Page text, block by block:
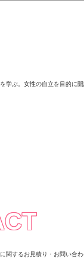
ぶ。女性の自立を目的に
関するお見積り・ お問い合